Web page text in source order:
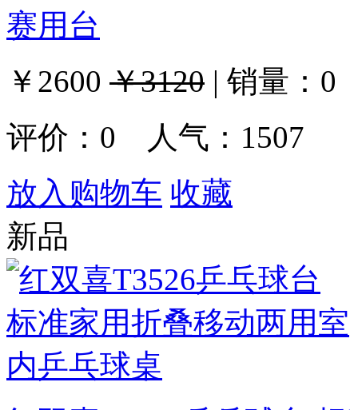
赛用台
￥2600 ￥3120 | 销量： 0
评价： 0 人气：1507
放入购物车 收藏
新品